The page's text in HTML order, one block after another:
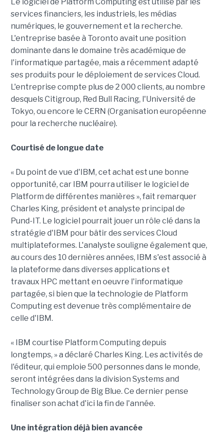
services financiers, les industriels, les médias
numériques, le gouvernement et la recherche.
L'entreprise basée à Toronto avait une position
dominante dans le domaine très académique de
l'informatique partagée, mais a récemment adapté
ses produits pour le déploiement de services Cloud.
L'entreprise compte plus de 2 000 clients, au nombre
desquels Citigroup, Red Bull Racing, l'Université de
Tokyo, ou encore le CERN (Organisation européenne
pour la recherche nucléaire).
Courtisé de longue date
« Du point de vue d'IBM, cet achat est une bonne
opportunité, car IBM pourra utiliser le logiciel de
Platform de différentes manières », fait remarquer
Charles King, président et analyste principal de
Pund-IT. Le logiciel pourrait jouer un rôle clé dans la
stratégie d'IBM pour bâtir des services Cloud
multiplateformes. L'analyste souligne également que,
au cours des 10 dernières années, IBM s'est associé à
la plateforme dans diverses applications et
travaux HPC mettant en oeuvre l'informatique
partagée, si bien que la technologie de Platform
Computing est devenue très complémentaire de
celle d'IBM.
« IBM courtise Platform Computing depuis
longtemps, » a déclaré Charles King. Les activités de
l'éditeur, qui emploie 500 personnes dans le monde,
seront intégrées dans la division Systems and
Technology Group de Big Blue. Ce dernier pense
finaliser son achat d'ici la fin de l'année.
Une intégration déjà bien avancée